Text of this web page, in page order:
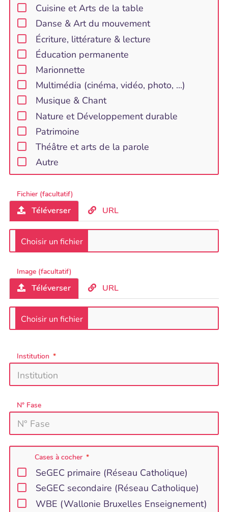
Cuisine et Arts de la table
Danse & Art du mouvement
Écriture, littérature & lecture
Éducation permanente
Marionnette
Multimédia (cinéma, vidéo, photo, ...)
Musique & Chant
Nature et Développement durable
Patrimoine
Théâtre et arts de la parole
Autre
Fichier (facultatif)
Téléverser URL
Image (facultatif)
Téléverser URL
Institution
N° Fase
Cases à cocher
SeGEC primaire (Réseau Catholique)
SeGEC secondaire (Réseau Catholique)
WBE (Wallonie Bruxelles Enseignement)